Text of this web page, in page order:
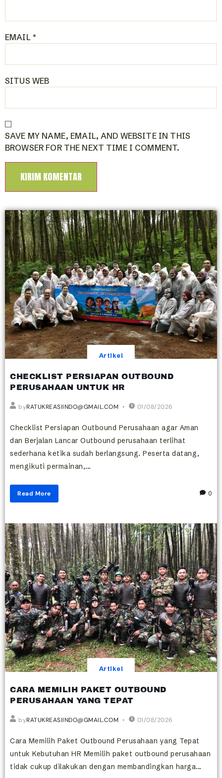
EMAIL *
SITUS WEB
SAVE MY NAME, EMAIL, AND WEBSITE IN THIS
BROWSER FOR THE NEXT TIME I COMMENT.
Artikel
CHECKLIST PERSIAPAN OUTBOUND
PERUSAHAAN UNTUK HR
byRATUKREASIINDO@GMAIL.COM 01/08/2026
Checklist Persiapan Outbound Perusahaan agar Aman
dan Berjalan Lancar Outbound perusahaan terlihat
sederhana ketika sudah berlangsung. Peserta datang,
mengikuti permainan,...
Read More 0
Artikel
CARA MEMILIH PAKET OUTBOUND
PERUSAHAAN YANG TEPAT
byRATUKREASIINDO@GMAIL.COM 01/08/2026
Cara Memilih Paket Outbound Perusahaan yang Tepat
untuk Kebutuhan HR Memilih paket outbound perusahaan
tidak cukup dilakukan dengan membandingkan harga...